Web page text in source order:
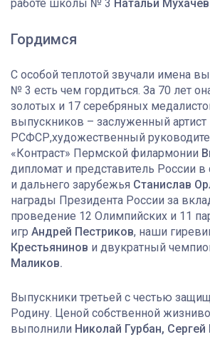
работе школы № 3 Натальи
Гордимся
С особой теплотой звучали имена
№ 3 есть чем гордиться. За 70 лет
золотых и 17 серебряных
выпускников – заслуженный артист
РСФСР,художественный
«Контраст» Пермской филармонии
дипломат и представитель России в
и дальнего зарубежья Станислав
награды Президента России за
проведение 12 Олимпийских и 11
игр Андрей Пестриков, наши
Крестьянинов и двукратный
Маликов.
Выпускники третьей с честью
Родину. Ценой собственной
выполнили Николай Гурбан,